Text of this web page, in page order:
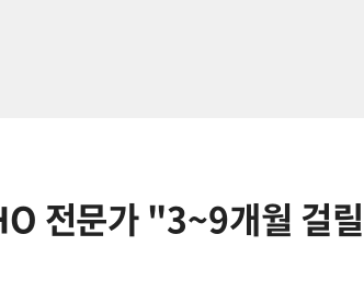
전문가 "3~9개월 걸릴